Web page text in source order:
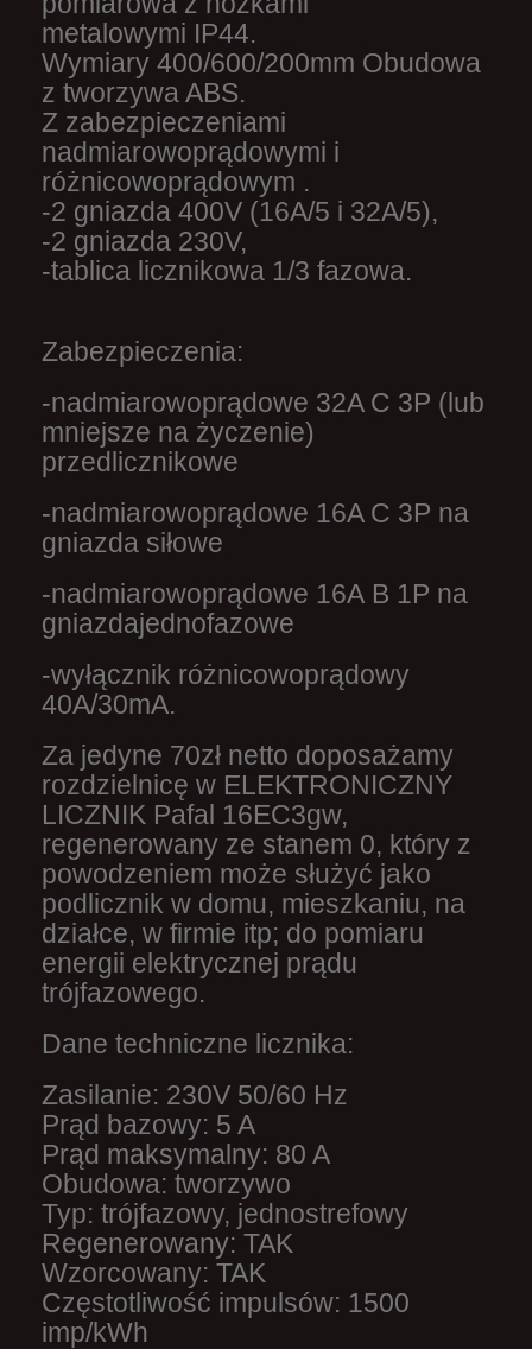
metalowymi IP44.
Wymiary 400/600/200mm Obudowa
z tworzywa ABS.
Z zabezpieczeniami
nadmiarowoprądowymi i
różnicowoprądowym .
-2 gniazda 400V (16A/5 i 32A/5),
-2 gniazda 230V,
-tablica licznikowa 1/3 fazowa.
Zabezpieczenia:
-nadmiarowoprądowe 32A C 3P (lub
mniejsze na życzenie)
przedlicznikowe
-nadmiarowoprądowe 16A C 3P na
gniazda siłowe
-nadmiarowoprądowe 16A B 1P na
gniazdajednofazowe
-wyłącznik różnicowoprądowy
40A/30mA.
Za jedyne 70zł netto doposażamy
rozdzielnicę w ELEKTRONICZNY
LICZNIK Pafal 16EC3gw,
regenerowany ze stanem 0, który z
powodzeniem może służyć jako
podlicznik w domu, mieszkaniu, na
działce, w firmie itp; do pomiaru
energii elektrycznej prądu
trójfazowego.
Dane techniczne licznika:
Zasilanie: 230V 50/60 Hz
Prąd bazowy: 5 A
Prąd maksymalny: 80 A
Obudowa: tworzywo
Typ: trójfazowy, jednostrefowy
Regenerowany: TAK
Wzorcowany: TAK
Częstotliwość impulsów: 1500
imp/kWh